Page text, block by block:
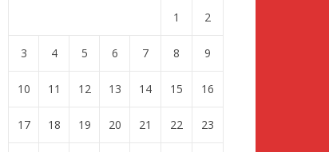
1 2
3 4 5 6 7 8 9
10 11 12 13 14 15 16
17 18 19 20 21 22 23